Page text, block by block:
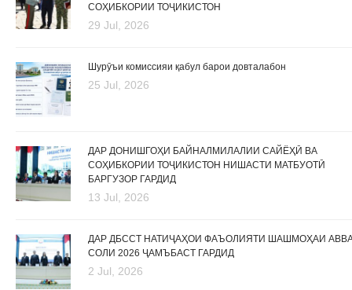
СОҲИБКОРИИ ТОҶИКИСТОН
29 Jul, 2026
Шурӯъи комиссияи қабул барои довталабон
25 Jul, 2026
ДАР ДОНИШГОҲИ БАЙНАЛМИЛАЛИИ САЙЁҲӢ ВА
СОҲИБКОРИИ ТОҶИКИСТОН НИШАСТИ МАТБУОТӢ
БАРГУЗОР ГАРДИД
13 Jul, 2026
ДАР ДБССТ НАТИҶАҲОИ ФАЪОЛИЯТИ ШАШМОҲАИ
СОЛИ 2026 ҶАМЪБАСТ ГАРДИД
2 Jul, 2026